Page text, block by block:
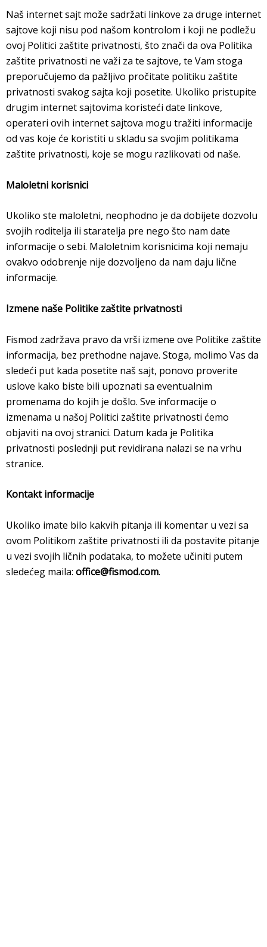
Naš internet sajt može sadržati linkove za druge internet
sajtove koji nisu pod našom kontrolom i koji ne podležu
ovoj Politici zaštite privatnosti, što znači da ova Politika
zaštite privatnosti ne važi za te sajtove, te Vam stoga
preporučujemo da pažljivo pročitate politiku zaštite
privatnosti svakog sajta koji posetite. Ukoliko pristupite
drugim internet sajtovima koristeći date linkove,
operateri ovih internet sajtova mogu tražiti informacije
od vas koje će koristiti u skladu sa svojim politikama
zaštite privatnosti, koje se mogu razlikovati od naše.
Maloletni korisnici
Ukoliko ste maloletni, neophodno je da dobijete dozvolu
svojih roditelja ili staratelja pre nego što nam date
informacije o sebi. Maloletnim korisnicima koji nemaju
ovakvo odobrenje nije dozvoljeno da nam daju lične
informacije.
Izmene naše Politike zaštite privatnosti
Fismod zadržava pravo da vrši izmene ove Politike zaštite
informacija, bez prethodne najave. Stoga, molimo Vas da
sledeći put kada posetite naš sajt, ponovo proverite
uslove kako biste bili upoznati sa eventualnim
promenama do kojih je došlo. Sve informacije o
izmenama u našoj Politici zaštite privatnosti ćemo
objaviti na ovoj stranici. Datum kada je Politika
privatnosti poslednji put revidirana nalazi se na vrhu
stranice.
Kontakt informacije
Ukoliko imate bilo kakvih pitanja ili komentar u vezi sa
ovom Politikom zaštite privatnosti ili da postavite pitanje
u vezi svojih ličnih podataka, to možete učiniti putem
sledećeg maila: office@fismod.com.